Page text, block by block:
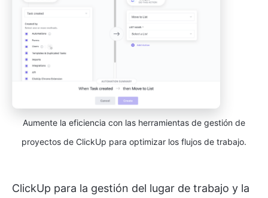
Aumente la eficiencia con las herramientas de gestión de
proyectos de ClickUp para optimizar los flujos de trabajo.
ClickUp para la gestión del lugar de trabajo y la